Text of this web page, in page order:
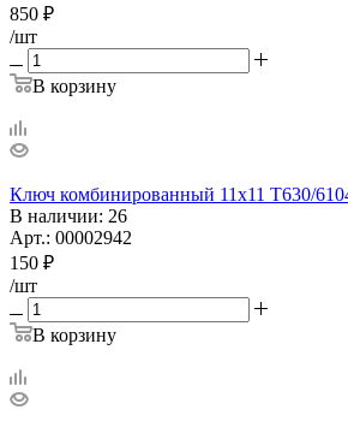
850 ₽
/шт
В корзину
Ключ комбинированный 11х11 T630/
В наличии: 26
Арт.: 00002942
150 ₽
/шт
В корзину